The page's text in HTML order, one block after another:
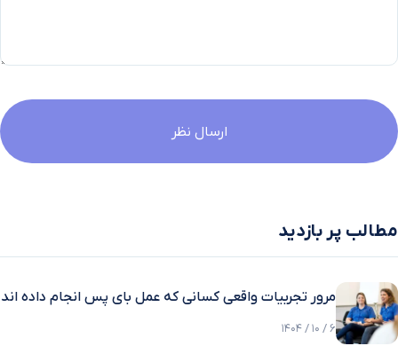
مطالب پر بازدید
مرور تجربیات واقعی کسانی که عمل بای پس انجام داده اند
6 / 10 / 1404